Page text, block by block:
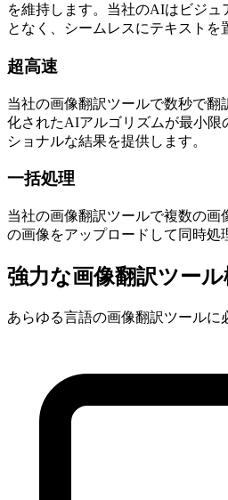
を維持します。当社のAIはビジュ
となく、シームレスにテキストを
超高速
当社の画像翻訳ツールで数秒で翻
化されたAIアルゴリズムが最小限
ショナルな結果を提供します。
一括処理
当社の画像翻訳ツールで複数の画
の画像をアップロードして同時処
強力な画像翻訳ツール
あらゆる言語の画像翻訳ツールに